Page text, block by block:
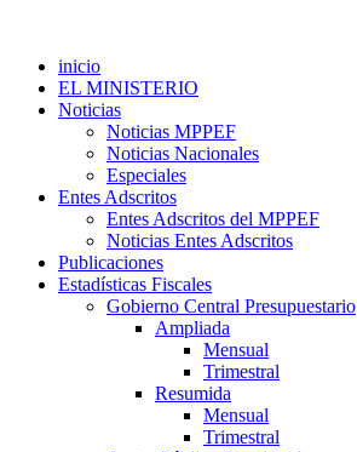
inicio
EL MINISTERIO
Noticias
Noticias MPPEF
Noticias Nacionales
Especiales
Entes Adscritos
Entes Adscritos del MPPEF
Noticias Entes Adscritos
Publicaciones
Estadísticas Fiscales
Gobierno Central Presupuestario
Ampliada
Mensual
Trimestral
Resumida
Mensual
Trimestral